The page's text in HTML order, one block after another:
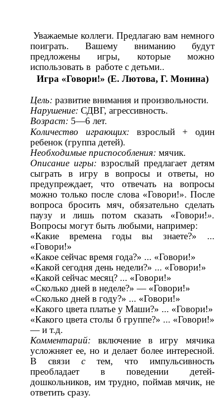
Уважаемые коллеги. Предлагаю вам немного
поиграть. Вашему вниманию будут
предложены игры, которые можно
использовать в работе с детьми..
Игра «Говори!» (Е. Лютова, Г. Монина)
Цель:развитие внимания и произвольности.
Нарушение:СДВГ, агрессивность.
Возраст: 5—6 лет.
Количество играющих: взрослый + один
ребенок (группа детей).
Необходимые приспособления:мячик.
Описание игры: взрослый предлагает детям
сыграть в игру в вопросы и ответы, но
предупреждает, что отвечать на вопросы
можно только после слова «Говори!». После
вопроса бросить мяч, обязательно сделать
паузу и лишь потом сказать «Говори!».
Вопросы могут быть любыми, например:
«Какие времена годы вы знаете?» ...
«Говори!»
«Какое сейчас время года?» ... «Говори!»
«Какой сегодня день недели?» ... «Говори!»
«Какой сейчас месяц? ... «Говори!»
«Сколько дней в неделе?» — «Говори!»
«Сколько дней в году?» ... «Говори!»
«Какого цвета платье у Маши?» ... «Говори!»
«Какого цвета столы б группе?» ... «Говори!»
— и т.д.
Комментарий: включение в игру мячика
усложняет ее, но и делает более интересной.
В связис тем, что импульсивность
преобладает в поведении детей-
дошкольников, им трудно, поймав мячик, не
ответить сразу.